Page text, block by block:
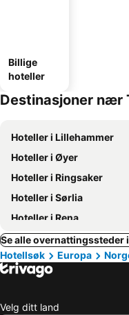
Billige
hoteller
Destinasjoner nær
Hoteller i Lillehammer
Hoteller i Øyer
Hoteller i Ringsaker
Hoteller i Sørlia
Hoteller i Rena
Se alle overnattingssteder
Hotellsøk
Europa
Velg ditt land